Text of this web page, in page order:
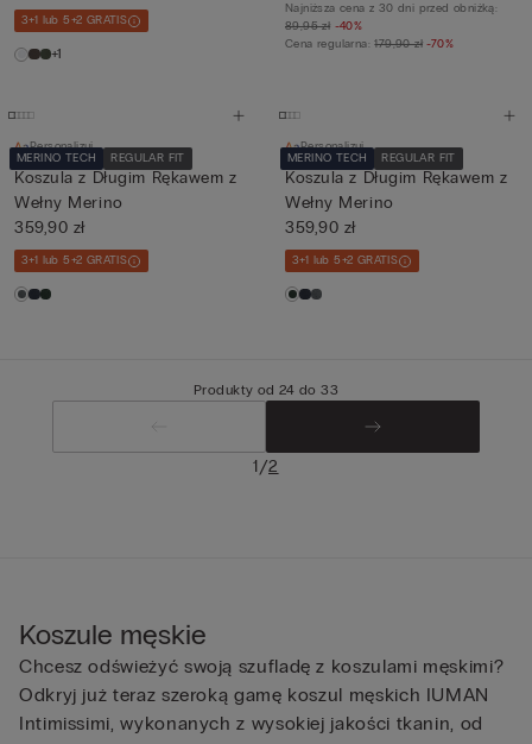
3+1 lub 5+2 GRATIS
+1
Najniższa cena z 30 dni przed obniżką:
89,95 zł -40%
Cena regularna:179,90 zł -70%
MERINO TECH REGULAR FIT
Personalizuj
Koszula z Długim Rękawem z
Wełny Merino
359,90 zł
3+1 lub 5+2 GRATIS
MERINO TECH REGULAR FIT
Personalizuj
Koszula z Długim Rękawem z
Wełny Merino
359,90 zł
3+1 lub 5+2 GRATIS
Produkty od 24 do 33
1/2
Koszule męskie
Chcesz odświeżyć swoją szufladę z koszulami męskimi?
Odkryj już teraz szeroką gamę koszul męskich IUMAN
Intimissimi, wykonanych z wysokiej jakości tkanin, od